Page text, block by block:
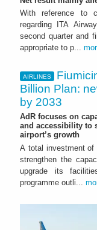
With reference to
regarding ITA
second quarter and
appropriate to p...
AIRLINES
Billion Plan:
by 2033
AdR focuses on
and accessibility to
airport’s growth
A total investment of
strengthen the
upgrade its
programme outli...